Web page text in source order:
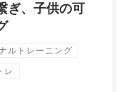
ぎ、子供の可
ルトレーニング
レ